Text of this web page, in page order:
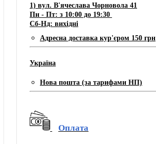
1) вул. В'ячеслава Чорновола 41
Пн - Пт: з 10:00 до 19:30
Сб-Нд: вихідні
Адресна доставка кур'єром 150 грн
Україна
Нова пошта (за тарифами НП)
Оплата